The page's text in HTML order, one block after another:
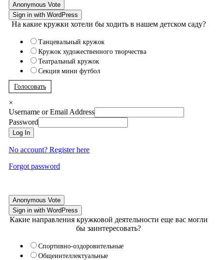
Anonymous Vote
Sign in with WordPress
На какие кружки хотели бы ходить в нашем детском саду?
Танцевальный кружок
Кружок художественного творчества
Театральный кружок
Секция мини футбол
Голосовать
×
Username or Email Address
Password
Log In
No account? Register here
Forgot password
Anonymous Vote
Sign in with WordPress
Какие направления кружковой деятельности еще вас могли
бы заинтересовать?
Спортивно-оздоровительные
Общеинтеллектуальные